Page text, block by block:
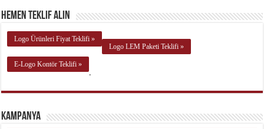
Hemen Teklif Alın
Logo Ürünleri Fiyat Teklifi »
Logo LEM Paketi Teklifi »
E-Logo Kontör Teklifi »
.
Kampanya